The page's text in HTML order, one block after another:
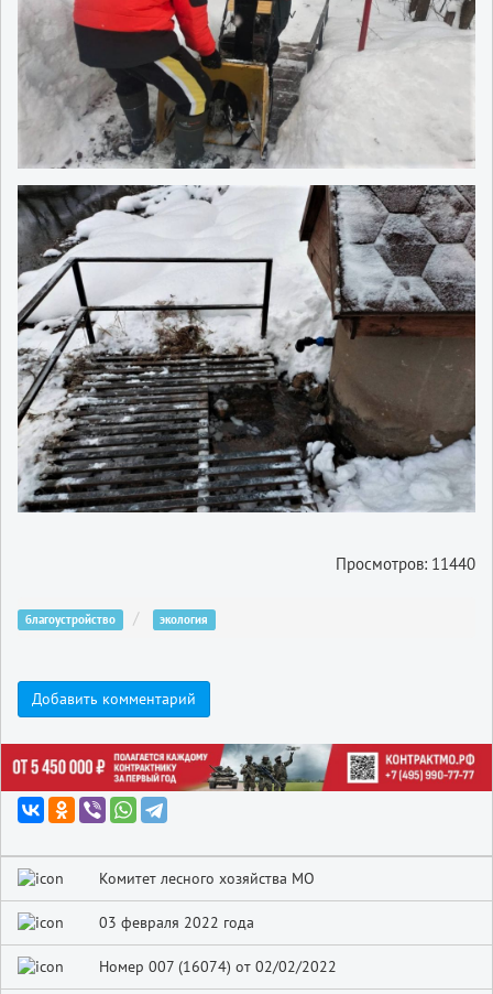
Просмотров: 11440
благоустройство экология
Добавить комментарий
Комитет лесного хозяйства МО
03 февраля 2022 года
Номер 007 (16074) от 02/02/2022